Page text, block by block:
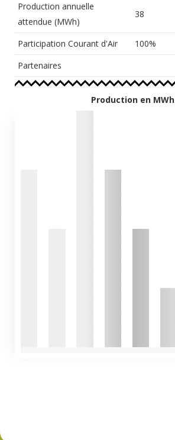
Production annuelle
attendue (MWh)
38
Participation Courant d'Air
100%
Partenaires
Production en MWh